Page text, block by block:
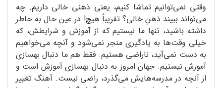
وقتی نمی‌توانیم تماشا کنیم، یعنی ذهنی خالی داریم. چه
می‌تواند ببیند ذهنِ خالی؟ تقریباً هیچ! در عین حال به خاطر
داشته باشید، تنها ما نیستیم که از آموزش و شرایطش، که
خیلی وقت‌ها به یادگیری منجر نمی‌شود و آنچه می‌خواهیم
به دست نمی‌آید، ناراضی هستیم. فقط هم ما دنبال بهسازی
آموزش نیستیم. جهان امروز به دنبال بهسازی آموزش است و
از آنچه در مدرسه‌هایش می‌گذرد، راضی نیست. آهنگ تغییر